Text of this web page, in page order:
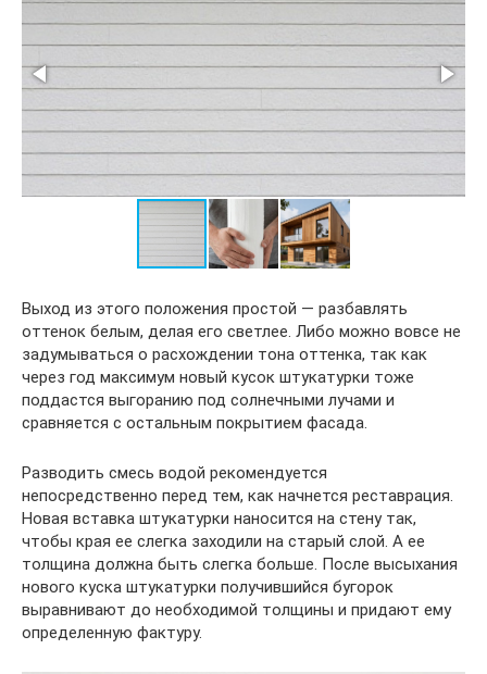
Выход из этого положения простой — разбавлять
оттенок белым, делая его светлее. Либо можно вовсе не
задумываться о расхождении тона оттенка, так как
через год максимум новый кусок штукатурки тоже
поддастся выгоранию под солнечными лучами и
сравняется с остальным покрытием фасада.
Разводить смесь водой рекомендуется
непосредственно перед тем, как начнется реставрация.
Новая вставка штукатурки наносится на стену так,
чтобы края ее слегка заходили на старый слой. А ее
толщина должна быть слегка больше. После высыхания
нового куска штукатурки получившийся бугорок
выравнивают до необходимой толщины и придают ему
определенную фактуру.